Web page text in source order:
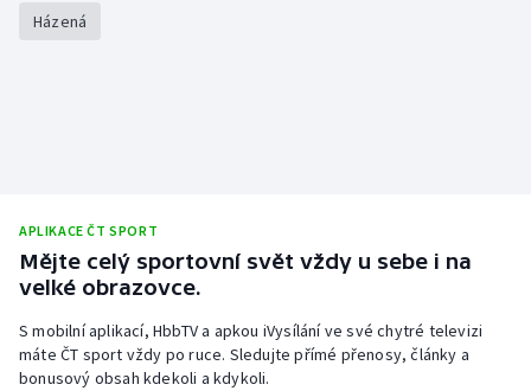
Házená
APLIKACE ČT SPORT
Mějte celý sportovní svět vždy u sebe i na
velké obrazovce.
S mobilní aplikací, HbbTV a apkou iVysílání ve své chytré televizi
máte ČT sport vždy po ruce. Sledujte přímé přenosy, články a
bonusový obsah kdekoli a kdykoli.